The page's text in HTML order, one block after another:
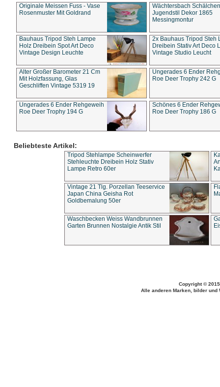
Originale Meissen Fuss - Vase
Rosenmuster Mit Goldrand
Wächtersbach Schälchen
Jugendstil Dekor 1865
Messingmontur
Bauhaus Tripod Steh Lampe
Holz Dreibein Spot Art Deco
Vintage Design Leuchte
2x Bauhaus Tripod Steh
Dreibein Stativ Art Deco
Vintage Studio Leucht
Alter Großer Barometer 21 Cm
Mit Holzfassung, Glas
Geschliffen Vintage 5319 19
Ungerades 6 Ender
Roe Deer Trophy 242 G
Ungerades 6 Ender Rehgeweih
Roe Deer Trophy 194 G
Schönes 6 Ender
Roe Deer Trophy 186 G
Beliebteste Artikel:
Tripod Stehlampe Scheinwerfer
Stehleuchte Dreibein Holz Stativ
Lampe Retro 60er
Vintage 21 Tlg. Porzellan Teeservice
Japan China Geisha Rot
Goldbemalung 50er
Waschbecken Weiss Wandbrunnen
Garten Brunnen Nostalgie Antik Stil
Copyright ©
Alle anderen Marken, bilder und